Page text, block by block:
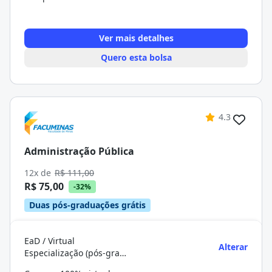
Ver mais detalhes
Quero esta bolsa
4.3
Administração Pública
12x de R$ 111,00
R$ 75,00 -32%
Duas pós-graduações grátis
EaD / Virtual
Especialização (pós-graduação)
Alterar